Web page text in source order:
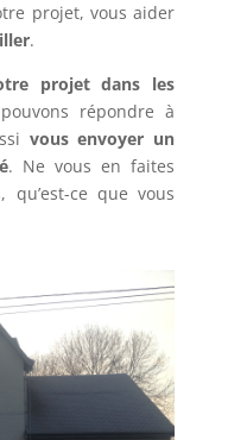
projet, vous aider
.
projet dans les
répondre à
vous envoyer un
. Ne vous en faites
qu’est-ce que vous